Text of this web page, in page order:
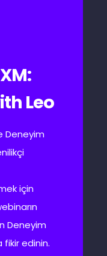
Leo
Deneyim
için
Deneyim
fikir edinin.